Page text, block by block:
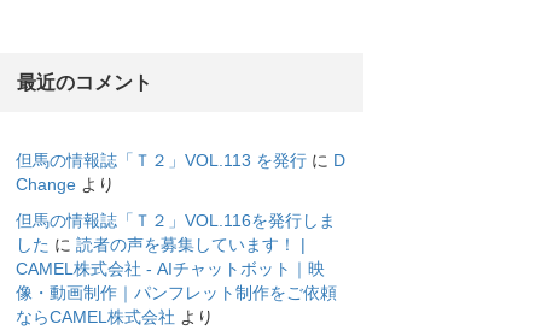
最近のコメント
但馬の情報誌「Ｔ２」VOL.113 を発行 に D
Change より
但馬の情報誌「Ｔ２」VOL.116を発行しま
した に 読者の声を募集しています！ |
CAMEL株式会社 - AIチャットボット｜映
像・動画制作｜パンフレット制作をご依頼
ならCAMEL株式会社 より